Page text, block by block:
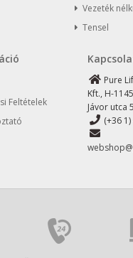
Vezeték
Tensel
Feltételek
Pure
Kft., H-
Jávor utca
(+36